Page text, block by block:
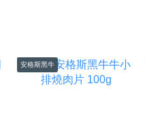
安格斯黑牛